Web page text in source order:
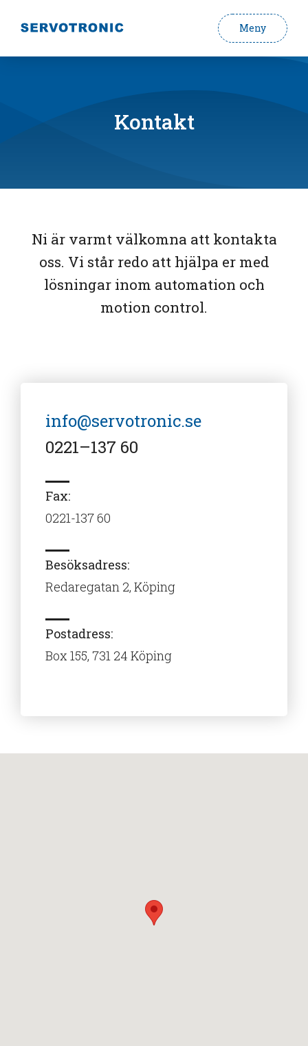
Meny
Kontakt
Ni är varmt välkomna att kontakta
oss. Vi står redo att hjälpa er med
lösningar inom automation och
motion control.
info@servotronic.se
0221–137 60
Fax:
0221-137 60
Besöksadress:
Redaregatan 2, Köping
Postadress:
Box 155, 731 24 Köping